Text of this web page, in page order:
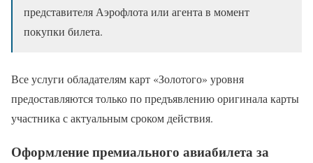
представителя Аэрофлота или агента в момент
покупки билета.
Все услуги обладателям карт «Золотого» уровня
предоставляются только по предъявлению оригинала карты
участника с актуальным сроком действия.
Оформление премиального авиабилета за